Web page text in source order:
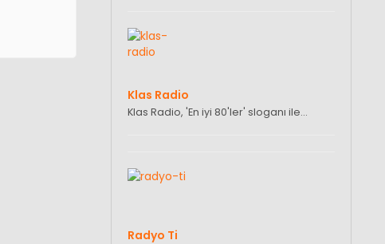
Klas Radio
Klas Radio, 'En iyi 80'ler' sloganı ile…
Radyo Ti